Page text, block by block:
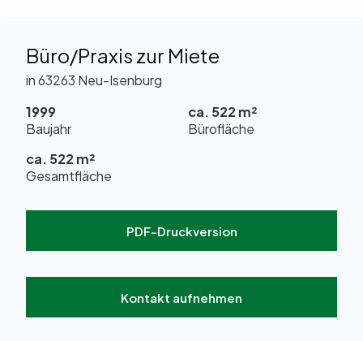
Büro/Praxis zur Miete
in 63263 Neu-Isenburg
1999
Baujahr
ca. 522 m²
Bürofläche
ca. 522 m²
Gesamtfläche
PDF-Druckversion
Kontakt aufnehmen